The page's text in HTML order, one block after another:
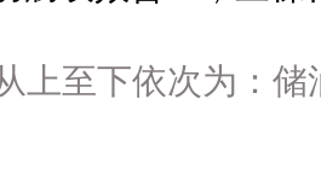
上至下依次为：储